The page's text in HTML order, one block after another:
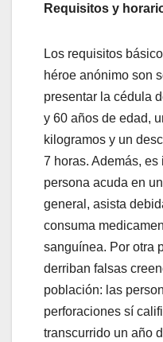
Requisitos y
Los requisitos
héroe anónimo son
presentar la cédula
y 60 años de edad,
kilogramos y un
7 horas. Además,
persona acuda en
general, asista
consuma
sanguínea. Por otra
derriban falsas
población: las
perforaciones sí
transcurrido un año